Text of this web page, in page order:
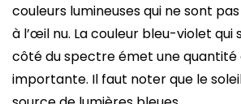
couleurs lumineuses qui ne sont
à l’œil nu. La couleur bleu-violet qui
côté du spectre émet une quantité
importante. Il faut noter que le